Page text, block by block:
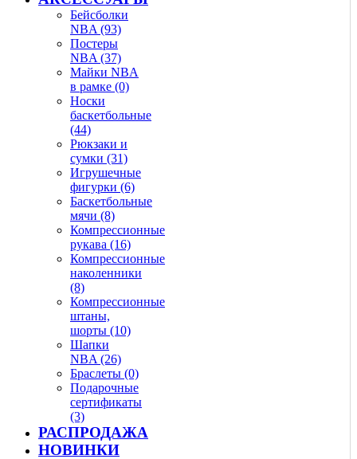
Бейсболки
NBA (93)
Постеры
NBA (37)
Майки NBA
в рамке (0)
Носки
баскетбольные
(44)
Рюкзаки и
сумки (31)
Игрушечные
фигурки (6)
Баскетбольные
мячи (8)
Компрессионные
рукава (16)
Компрессионные
наколенники
(8)
Компрессионные
штаны,
шорты (10)
Шапки
NBA (26)
Браслеты (0)
Подарочные
сертификаты
(3)
РАСПРОДАЖА
НОВИНКИ